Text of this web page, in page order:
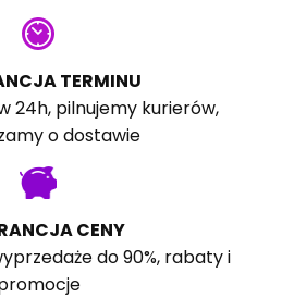
TERMINU
24h, pilnujemy kurierów,
o dostawie
CENY
do 90%, rabaty i